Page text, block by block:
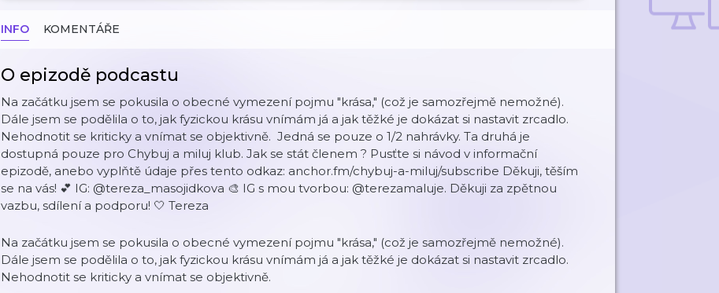
INFO KOMENTÁŘE
O epizodě podcastu
Na začátku jsem se pokusila o obecné vymezení pojmu "krása," (což je samozřejmě nemožné).
Dále jsem se podělila o to, jak fyzickou krásu vnímám já a jak těžké je dokázat si nastavit zrcadlo.
Nehodnotit se kriticky a vnímat se objektivně. Jedná se pouze o 1/2 nahrávky. Ta druhá je
dostupná pouze pro Chybuj a miluj klub. Jak se stát členem ? Pusťte si návod v informační
epizodě, anebo vyplňtě údaje přes tento odkaz: anchor.fm/chybuj-a-miluj/subscribe Děkuji, těším
se na vás! 💕 IG: @tereza_masojidkova 🎨 IG s mou tvorbou: @terezamaluje. Děkuji za zpětnou
vazbu, sdílení a podporu! 🤍 Tereza
Na začátku jsem se pokusila o obecné vymezení pojmu "krása," (což je samozřejmě nemožné).
Dále jsem se podělila o to, jak fyzickou krásu vnímám já a jak těžké je dokázat si nastavit zrcadlo.
Nehodnotit se kriticky a vnímat se objektivně.